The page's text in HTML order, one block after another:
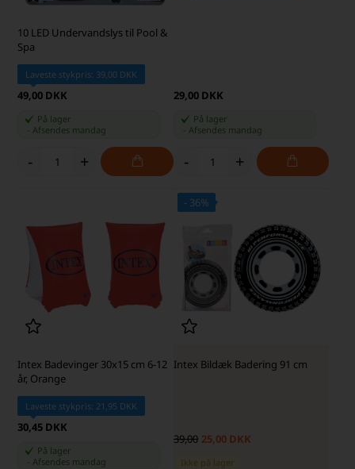
10 LED Undervandslys til Pool &
Spa
Laveste stykpris: 39,00 DKK
49,00 DKK
På lager
-Afsendes mandag
- +
29,00 DKK
På lager
Afsendes mandag
- +
Intex Badevinger 30x15 cm 6-12
år, Orange
Laveste stykpris: 21,95 DKK
30,45 DKK
På lager
Afsendes mandag
- 36%SKARP PRIS · SKARP PRIS
Intex Bildæk Badering 91 cm
39,00 25,00 DKK
Ikke på lager